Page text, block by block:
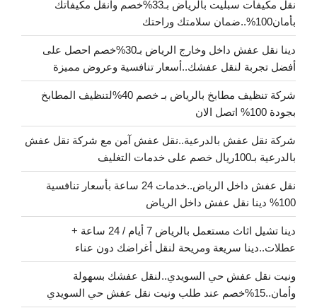
نقل مكيفات سبليت بالرياض بـ33%خصم وانقل مكيفاتك
بأمان100%..ضمان سلامتك وراحتك
دينا نقل عفش داخل وخارج الرياض بـ30%خصم احصل على
أفضل تجربة لنقل عفشك..أسعار تنافسية وعروض مميزة
شركة تنظيف مطابخ بالرياض بـ خصم 40%لتنظيف المطابخ
بجودة 100% اتصل الان
شركة نقل عفش بالدرعية..نقل عفش آمن مع شركة نقل عفش
بالدرعية بـ100ريال خصم على خدمات التغليف
نقل عفش داخل الرياض..خدمات 24 ساعة بأسعار تنافسية
100% دينا نقل عفش داخل الرياض
دينا تشيل اثاث مستعمل بالرياض 7 أيام / 24 ساعة +
عطلات..دينا سريعة ومريحة لنقل أغراضك دون عناء
ونيت نقل عفش حي السويدي..لنقل عفشك بسهولة
وأمان..15%خصم عند طلب ونيت نقل عفش حي السويدي